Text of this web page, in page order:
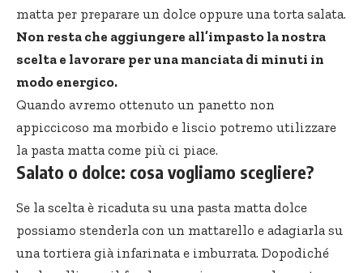
matta per preparare un dolce oppure una torta salata.
Non resta che aggiungere all’impasto la nostra
scelta e lavorare per una manciata di minuti in
modo energico.
Quando avremo ottenuto un panetto non
appiccicoso ma morbido e liscio potremo utilizzare
la pasta matta come più ci piace.
Salato o dolce: cosa vogliamo scegliere?
Se la scelta è ricaduta su una pasta matta dolce
possiamo stenderla con un mattarello e adagiarla su
una tortiera già infarinata e imburrata. Dopodiché